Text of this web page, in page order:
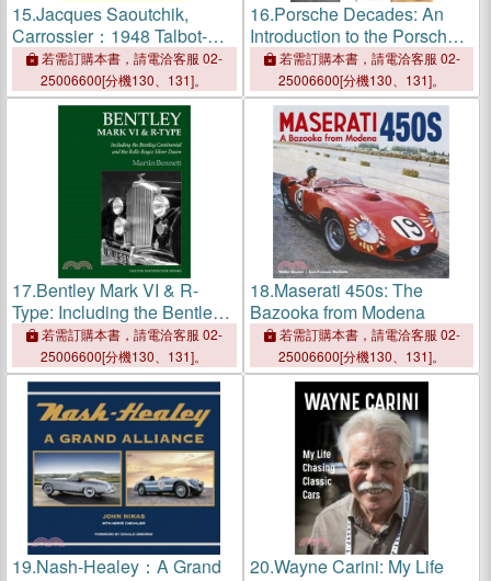
15.Jacques Saoutchik,
Carrossier：1948 Talbot-
Lago Grand Sport Chassis
110101
若需訂購本書，請電洽客服 02-
25006600[分機130、131]。
16.Porsche Decades: An
Introduction to the Porsche
Story若需訂購本書，請電洽客服 02-
25006600[分機130、131]。
17.Bentley Mark VI & R-
Type: Including the Bentley
Continental and the Rolls-
Royce Silver Dawn
若需訂購本書，請電洽客服 02-
25006600[分機130、131]。
18.Maserati 450s: The
Bazooka from Modena
若需訂購本書，請電洽客服 02-
25006600[分機130、131]。
19.Nash-Healey：A Grand
20.Wayne Carini: My Life